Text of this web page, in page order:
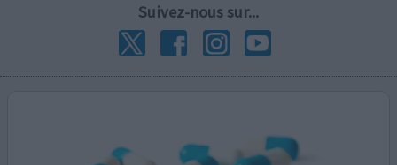
Suivez-nous sur...